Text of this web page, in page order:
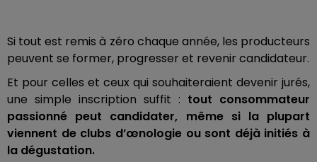
Si tout est remis à zéro chaque année, les producteurs
peuvent se former, progresser et revenir candidateur.
Et pour celles et ceux qui souhaiteraient devenir jurés,
une simple inscription suffit : tout consommateur
passionné peut candidater, même si la plupart
viennent de clubs d’œnologie ou sont déjà initiés à
la dégustation.